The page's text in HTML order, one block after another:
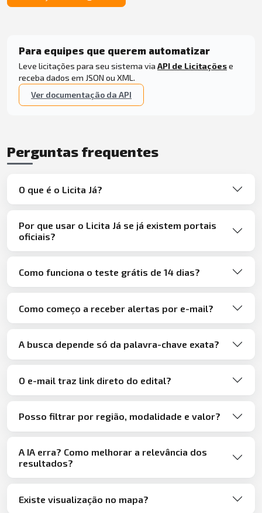
Para equipes que querem automatizar
Leve licitações para seu sistema via API de Licitaçõese
receba dados em JSON ou XML.
Ver documentação da API
Perguntas frequentes
O que é o Licita Já?
Por que usar o Licita Já se já existem portais
oficiais?
Como funciona o teste grátis de 14 dias?
Como começo a receber alertas por e-mail?
A busca depende só da palavra-chave exata?
O e-mail traz link direto do edital?
Posso filtrar por região, modalidade e valor?
A IA erra? Como melhorar a relevância dos
resultados?
Existe visualização no mapa?